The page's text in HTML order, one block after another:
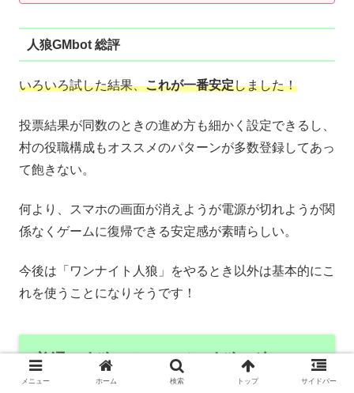
人狼GMbot 総評
いろいろ試した結果、これが一番安定しました！
投票結果が同数のときの進め方も細かく設定できるし、
村の役職構成もオススメのパターンが多数登録してあっ
て飽きない。
何より、スマホの画面が消えようが電源が切れようが関
係なくゲームに復帰できる安定感が素晴らしい。
今後は「ワンナイト人狼」をやるとき以外は基本的にこ
れを使うことになりそうです！
普通の人狼とオンライン人狼の違い
メニュー ホーム 検索 トップ サイドバー